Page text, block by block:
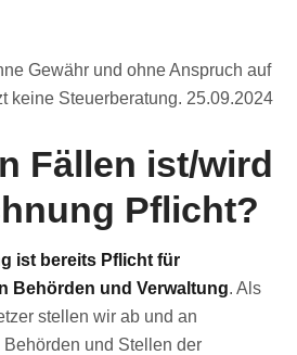
Gewähr und ohne Anspruch auf
keine Steuerberatung. 25.09.2024
Fällen ist/wird
Pflicht?
ist bereits Pflicht für
Behörden und Verwaltung. Als
stellen wir ab und an
und Stellen der